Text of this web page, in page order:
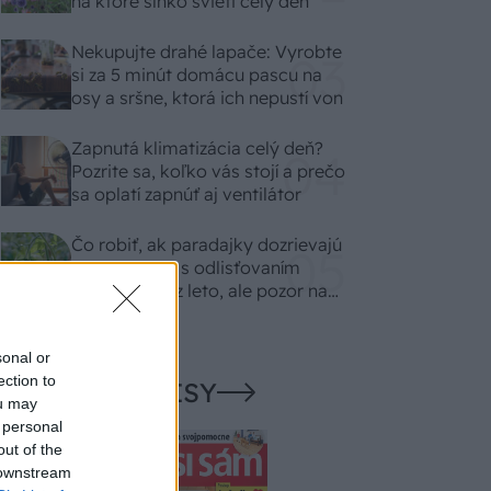
or
to
may
of the
Nekupujte drahé lapače: Vyrobte
si za 5 minút domácu pascu na
osy a sršne, ktorá ich nepustí von
Zapnutá klimatizácia celý deň?
Pozrite sa, koľko vás stojí a prečo
sa oplatí zapnúť aj ventilátor
Čo robiť, ak paradajky dozrievajú
pomaly? Trik s odlisťovaním
funguje aj cez leto, ale pozor na
chyby
NAŠE ČASOPISY